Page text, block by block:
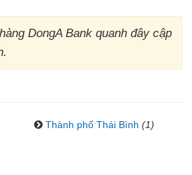
DongA Bank quanh đây cập
Thành phố Thái Bình (1)